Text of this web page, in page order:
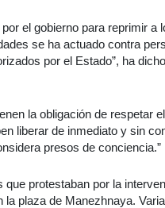
el gobierno para reprimir
se ha actuado contra
por el Estado”, ha
la obligación de respetar
liberar de inmediato y sin
presos de conciencia.”
protestaban por la
la plaza de Manezhnaya.